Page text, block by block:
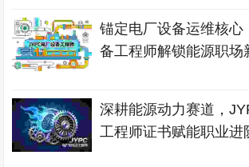
锚定电厂设备运维核心
备工程师解锁能源职场
深耕能源动力赛道，
工程师证书赋能职业进